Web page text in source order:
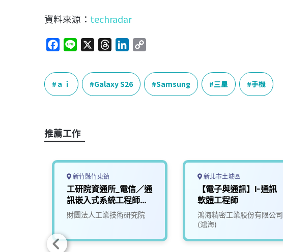
資料來源： techradar
c
e
b
k
e
r
e
a
n
k
e
p
L
ａｉ Galaxy S26 Samsung 三星 手機
推薦工作
新竹縣竹東鎮
工研院資通所_電信／通
訊嵌入式系統工程師
(V502)
財團法人工業技術研究院
新北市土城區
【電子與通訊】I-通訊
軟體工程師
鴻海精密工業股份有限公司
(鴻海)